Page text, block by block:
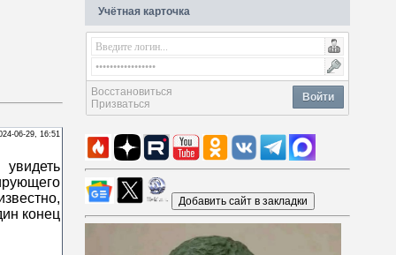
06-29, 16:51
конец
Учётная карточка
Войти
Восстановиться
Призваться